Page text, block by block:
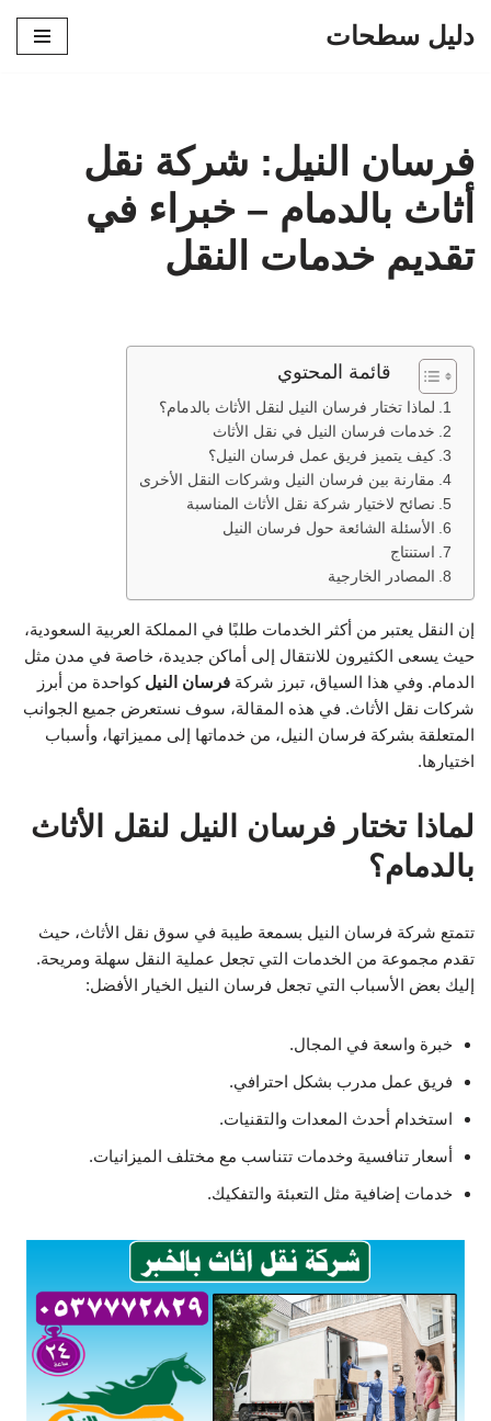
دليل سطحات
فرسان النيل: شركة نقل
أثاث بالدمام – خبراء في
تقديم خدمات النقل
قائمة المحتوي
لماذا تختار فرسان النيل لنقل الأثاث بالدمام؟
خدمات فرسان النيل في نقل الأثاث
كيف يتميز فريق عمل فرسان النيل؟
مقارنة بين فرسان النيل وشركات النقل الأخرى
نصائح لاختيار شركة نقل الأثاث المناسبة
الأسئلة الشائعة حول فرسان النيل
استنتاج
المصادر الخارجية
إن النقل يعتبر من أكثر الخدمات طلبًا في المملكة العربية السعودية،
حيث يسعى الكثيرون للانتقال إلى أماكن جديدة، خاصة في مدن مثل
الدمام. وفي هذا السياق، تبرز شركة فرسان النيل كواحدة من أبرز
شركات نقل الأثاث. في هذه المقالة، سوف نستعرض جميع الجوانب
المتعلقة بشركة فرسان النيل، من خدماتها إلى مميزاتها، وأسباب
اختيارها.
لماذا تختار فرسان النيل لنقل الأثاث
بالدمام؟
تتمتع شركة فرسان النيل بسمعة طيبة في سوق نقل الأثاث، حيث
تقدم مجموعة من الخدمات التي تجعل عملية النقل سهلة ومريحة.
إليك بعض الأسباب التي تجعل فرسان النيل الخيار الأفضل:
خبرة واسعة في المجال.
فريق عمل مدرب بشكل احترافي.
استخدام أحدث المعدات والتقنيات.
أسعار تنافسية وخدمات تتناسب مع مختلف الميزانيات.
خدمات إضافية مثل التعبئة والتفكيك.